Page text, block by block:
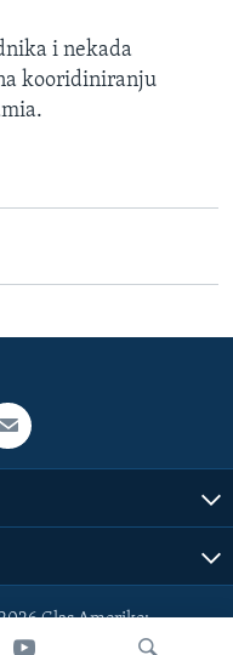
i nekada
kooridiniranju
Glas Amerike: